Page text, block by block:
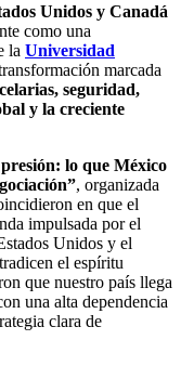
Unidos y Canadá
como una
la Universidad
marcada
seguridad,
y la creciente
lo que México
, organizada
en que el
impulsada por el
Unidos y el
el espíritu
que nuestro país llega
una alta dependencia
clara de